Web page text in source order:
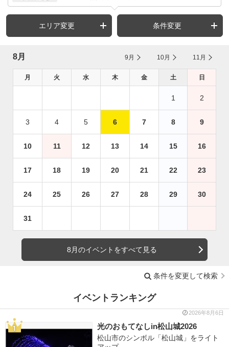
エリア変更 条件変更
8月 9月 10月 11月
月 火 水 木 金 土 日
1 2
3 4 5 6 7 8 9
10 11 12 13 14 15 16
17 18 19 20 21 22 23
24 25 26 27 28 29 30
31
8月のイベントをすべて見る
条件を変更して検索
イベントランキング
2026年8月6日
光のおもてなしin松山城2026
松山市のシンボル「松山城」をライト